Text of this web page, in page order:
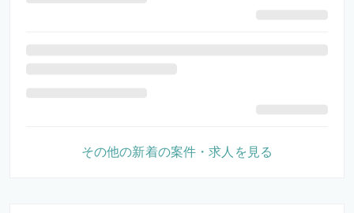
その他の新着の案件・求人を見る